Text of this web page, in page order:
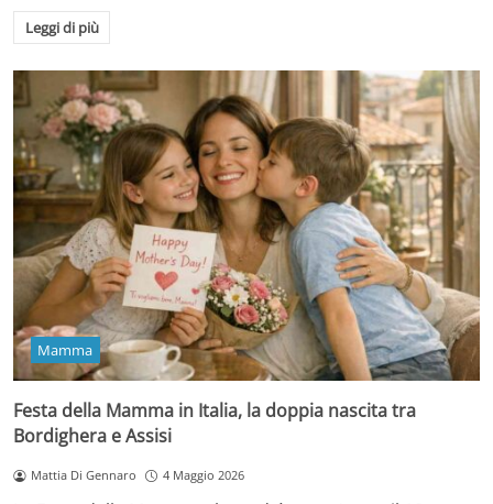
Leggi di più
Mamma
Festa della Mamma in Italia, la doppia nascita tra
Bordighera e Assisi
Mattia Di Gennaro 4 Maggio 2026